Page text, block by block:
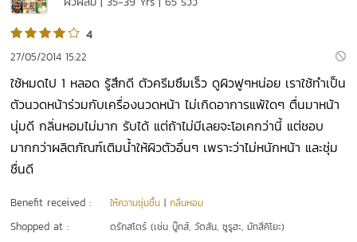
4
27/05/2014 15:22
ใช้หมดไป 1 หลอด รู้สึกดี ตัวครีมซึมเร็ว ดูผิวฟูๆหน่อย เราใช้ทำเป็น
ตัวนวดหน้าร่วมกับเครื่องนวดหน้า ไม่เกิดอาการแพ้ใดๆ ตื่นมาหน้า
นุ่มดี กลิ่นหอมไม่มาก รับได้ แต่ถ้าไม่มีเลยจะโอเคกว่านี้ แต่ชอบ
มากกว่าผลิตภัณฑ์เติมน้ำให้ผิวตัวอื่นๆ เพราะว่าไม่หนักหน้า และชุ่ม
ชื่นดี
Benefit received : ให้ความชุ่มชื้น |กลิ่นหอม
Shopped at : ดรักสโตร์ (เช่น บู๊ทส์, วัตสัน, ซูรูฮะ, มัทสึคิโยะ)